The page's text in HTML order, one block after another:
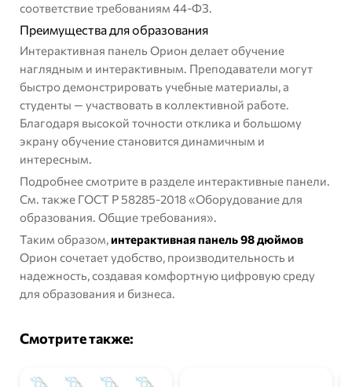
соответствие требованиям 44-ФЗ.
Преимущества для образования
Интерактивная панель Орион делает обучение
наглядным и интерактивным. Преподаватели могут
быстро демонстрировать учебные материалы, а
студенты — участвовать в коллективной работе.
Благодаря высокой точности отклика и большому
экрану обучение становится динамичным и
интересным.
Подробнее смотрите в разделе интерактивные панели.
См. также ГОСТ Р 58285-2018 «Оборудование для
образования. Общие требования».
Таким образом,интерактивная панель 98 дюймов
Орион сочетает удобство, производительность и
надежность, создавая комфортную цифровую среду
для образования и бизнеса.
Смотрите также: